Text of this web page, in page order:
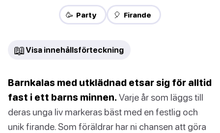
🥳 Party 🎈 Firande
📖 Visa innehållsförteckning
Barnkalas med utklädnad etsar sig för alltid
fast i ett barns minnen. Varje år som läggs till
deras unga liv markeras bäst med en festlig och
unik firande. Som föräldrar har ni chansen att göra